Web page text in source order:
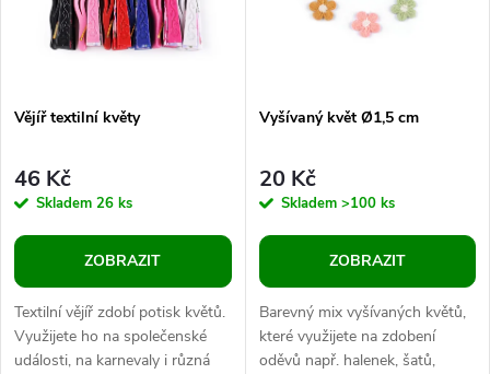
Vějíř textilní květy
46 Kč
Skladem 26 ks
ZOBRAZIT
Textilní vějíř zdobí potisk květů.
Využijete ho na společenské
události, na karnevaly i různá
Vyšívaný květ Ø1,5 cm
20 Kč
Skladem >100 ks
ZOBRAZIT
Barevný mix vyšívaných květů,
které využijete na zdobení
oděvů např. halenek, šatů,